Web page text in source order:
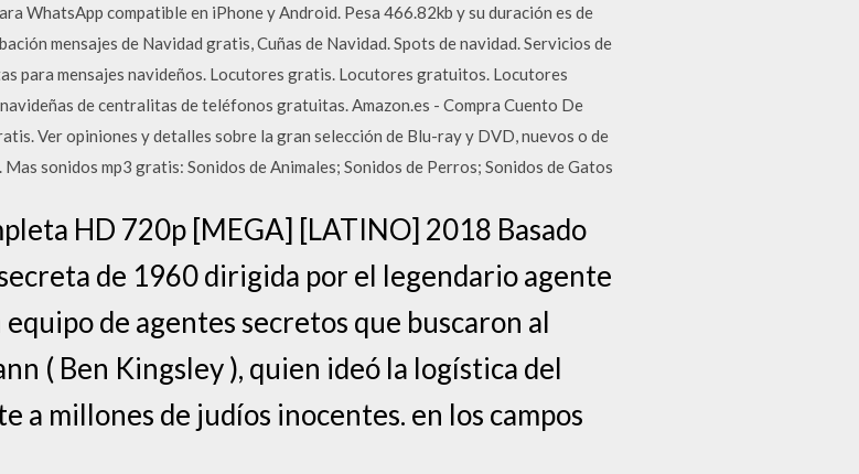
WhatsApp compatible en iPhone y Android. Pesa 466.82kb y su duración es de
mensajes de Navidad gratis, Cuñas de Navidad. Spots de navidad. Servicios de
para mensajes navideños. Locutores gratis. Locutores gratuitos. Locutores
de centralitas de teléfonos gratuitas. Amazon.es - Compra Cuento De
Ver opiniones y detalles sobre la gran selección de Blu-ray y DVD, nuevos o de
sonidos mp3 gratis: Sonidos de Animales; Sonidos de Perros; Sonidos de Gatos
HD 720p [MEGA] [LATINO] 2018 Basado
de 1960 dirigida por el legendario agente
de agentes secretos que buscaron al
( Ben Kingsley ), quien ideó la logística del
a millones de judíos inocentes. en los campos